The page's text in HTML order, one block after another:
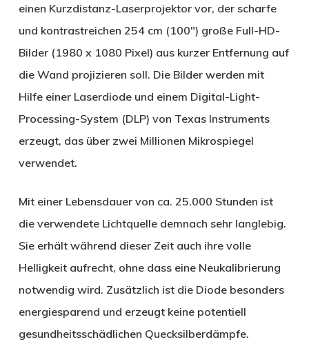
einen Kurzdistanz-Laserprojektor vor, der scharfe
und kontrastreichen 254 cm (100″) große Full-HD-
Bilder (1980 x 1080 Pixel) aus kurzer Entfernung auf
die Wand projizieren soll. Die Bilder werden mit
Hilfe einer Laserdiode und einem Digital-Light-
Processing-System (DLP) von Texas Instruments
erzeugt, das über zwei Millionen Mikrospiegel
verwendet.
Mit einer Lebensdauer von ca. 25.000 Stunden ist
die verwendete Lichtquelle demnach sehr langlebig.
Sie erhält während dieser Zeit auch ihre volle
Helligkeit aufrecht, ohne dass eine Neukalibrierung
notwendig wird. Zusätzlich ist die Diode besonders
energiesparend und erzeugt keine potentiell
gesundheitsschädlichen Quecksilberdämpfe.